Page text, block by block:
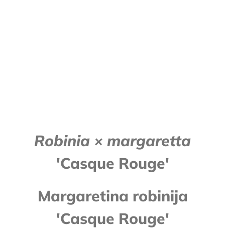
Robinia × margaretta
'Casque Rouge'
Margaretina robinija
'Casque Rouge'